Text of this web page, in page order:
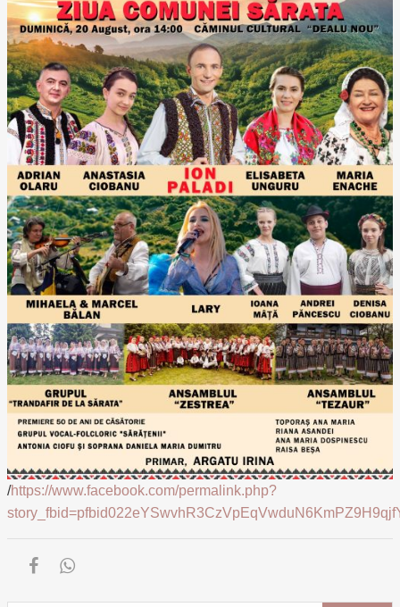
/https://www.facebook.com/permalink.php?